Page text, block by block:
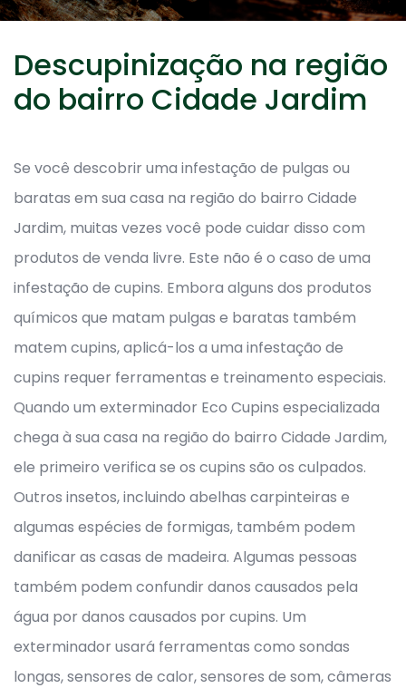
Descupinização na região
do bairro Cidade Jardim
Se você descobrir uma infestação de pulgas ou
baratas em sua casa na região do bairro Cidade
Jardim, muitas vezes você pode cuidar disso com
produtos de venda livre. Este não é o caso de uma
infestação de cupins. Embora alguns dos produtos
químicos que matam pulgas e baratas também
matem cupins, aplicá-los a uma infestação de
cupins requer ferramentas e treinamento especiais.
Quando um exterminador Eco Cupins especializada
chega à sua casa na região do bairro Cidade Jardim,
ele primeiro verifica se os cupins são os culpados.
Outros insetos, incluindo abelhas carpinteiras e
algumas espécies de formigas, também podem
danificar as casas de madeira. Algumas pessoas
também podem confundir danos causados pela
água por danos causados por cupins. Um
exterminador usará ferramentas como sondas
longas, sensores de calor, sensores de som, câmeras